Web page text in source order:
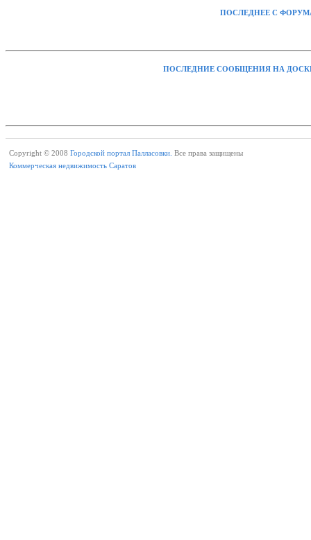
ПОСЛЕДНЕЕ С
ПОСЛЕДНИЕ СООБЩЕНИЯ НА
Copyright © 2008 Городской портал Палласовки. Все права защищены
Коммерческая недвижимость Саратов